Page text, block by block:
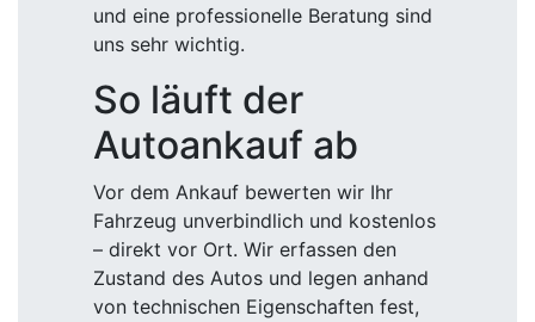
und eine professionelle Beratung sind
uns sehr wichtig.
So läuft der
Autoankauf ab
Vor dem Ankauf bewerten wir Ihr
Fahrzeug unverbindlich und kostenlos
– direkt vor Ort. Wir erfassen den
Zustand des Autos und legen anhand
von technischen Eigenschaften fest,